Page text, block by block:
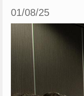
01/08/25